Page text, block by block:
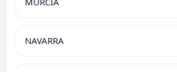
NAVARRA